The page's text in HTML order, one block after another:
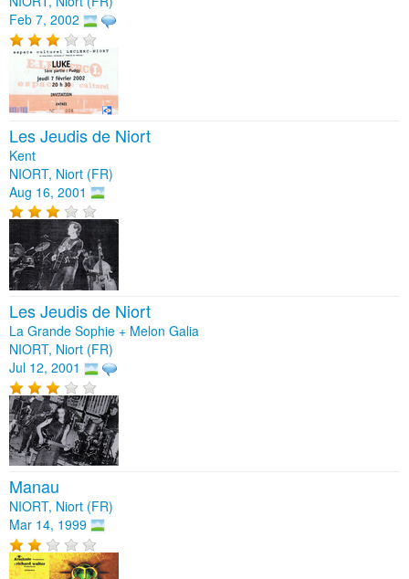
Feb 7, 2002
Les Jeudis de Niort
Kent
NIORT, Niort (FR)
Aug 16, 2001
Les Jeudis de Niort
La Grande Sophie + Melon Galia
NIORT, Niort (FR)
Jul 12, 2001
Manau
NIORT, Niort (FR)
Mar 14, 1999